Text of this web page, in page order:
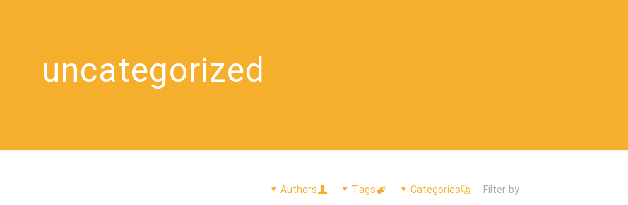
uncategorized
Filter by
Categories
Tags
Authors